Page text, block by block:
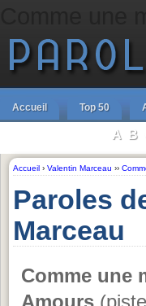
Accueil Top 50
A B
Accueil › Valentin Marceau ››
Paroles
Marceau
Comme une
Amours